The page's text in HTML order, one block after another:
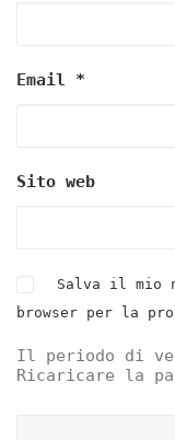
Email *
Sito web
Salva il mio
browser per la
Il periodo di
Ricaricare la